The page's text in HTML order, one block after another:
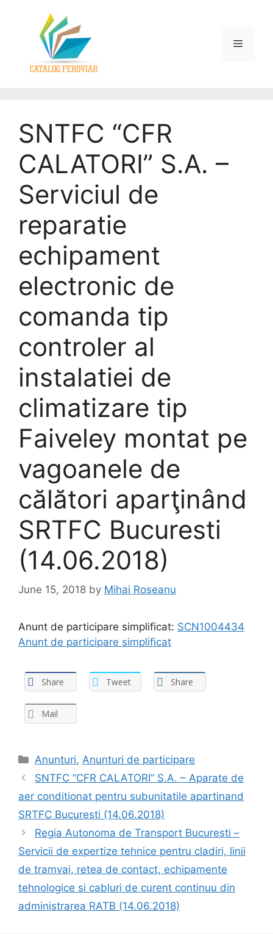
SNTFC “CFR
CALATORI” S.A. –
Serviciul de
reparatie
echipament
electronic de
comanda tip
controler al
instalatiei de
climatizare tip
Faiveley montat pe
vagoanele de
călători aparţinând
SRTFC Bucuresti
(14.06.2018)
June 15, 2018 by Mihai Roseanu
Anunt de participare simplificat: SCN1004434
Anunt de participare simplificat
Share Tweet Share
Mail
Anunturi,Anunturi de participare
SNTFC “CFR CALATORI” S.A. – Aparate de
aer conditionat pentru subunitatile apartinand
SRTFC Bucuresti (14.06.2018)
Regia Autonoma de Transport Bucuresti –
Servicii de expertize tehnice pentru cladiri, linii
de tramvai, retea de contact, echipamente
tehnologice si cabluri de curent continuu din
administrarea RATB (14.06.2018)